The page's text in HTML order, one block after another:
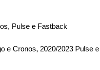
Pulse e Fastback
e Cronos, 2020/2023 Pulse